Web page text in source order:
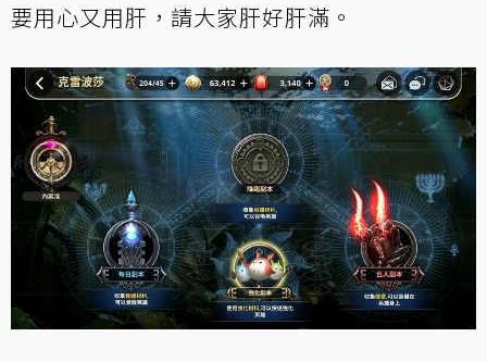
要用心又用肝，請大家肝好肝滿。